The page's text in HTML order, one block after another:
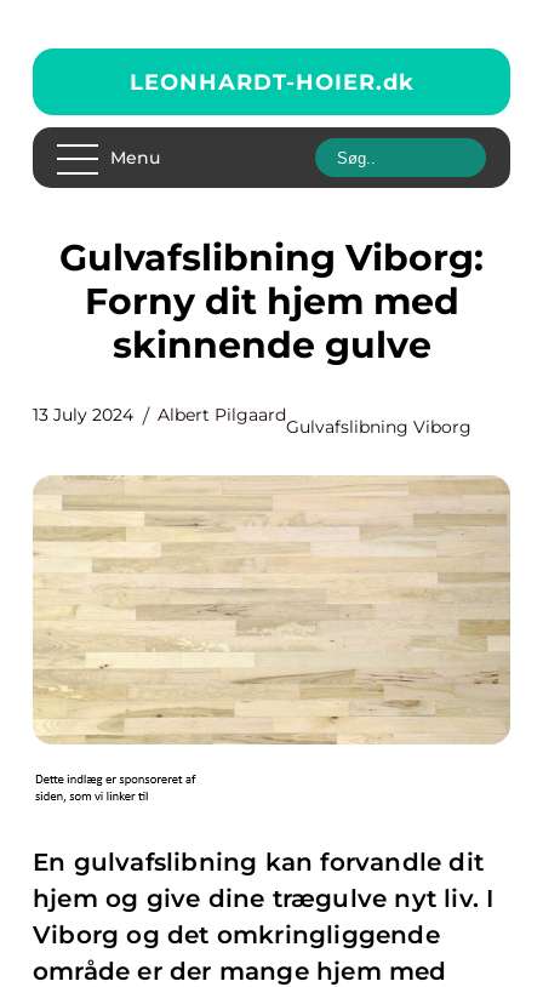
LEONHARDT-HOIER.dk
Menu
Gulvafslibning Viborg:
Forny dit hjem med
skinnende gulve
13 July 2024 Albert Pilgaard
Gulvafslibning Viborg
En gulvafslibning kan forvandle dit
hjem og give dine trægulve nyt liv. I
Viborg og det omkringliggende
område er der mange hjem med